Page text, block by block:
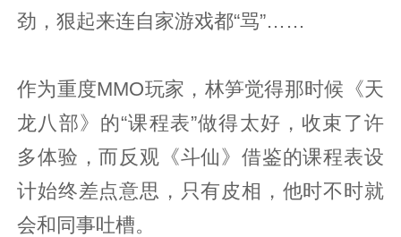
劲，狠起来连自家游戏都“骂”……
作为重度MMO玩家，林笋觉得那时候《天
龙八部》的“课程表”做得太好，收束了许
多体验，而反观《斗仙》借鉴的课程表设
计始终差点意思，只有皮相，他时不时就
会和同事吐槽。